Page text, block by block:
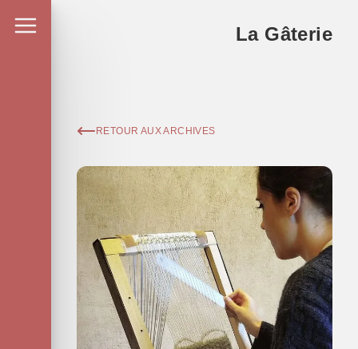
La Gâterie
RETOUR AUX ARCHIVES